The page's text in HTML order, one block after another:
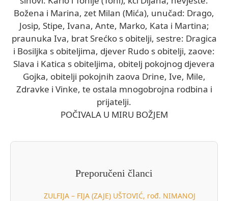
Božena i Marina, zet Milan (Mića), unučad: Drago,
Josip, Stipe, Ivana, Ante, Marko, Kata i Martina;
praunuka Iva, brat Srećko s obitelji, sestre: Dragica
i Bosiljka s obiteljima, djever Rudo s obitelji, zaove:
Slava i Katica s obiteljima, obitelj pokojnog djevera
Gojka, obitelji pokojnih zaova Drine, Ive, Mile,
Zdravke i Vinke, te ostala mnogobrojna rodbina i
prijatelji.
POČIVALA U MIRU BOŽJEM
Preporučeni članci
ZULFIJA – FIJA (ZAJE) UŠTOVIĆ, rođ. NIMANOJ